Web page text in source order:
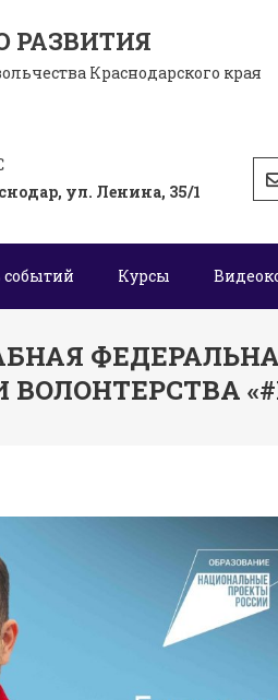
РАЗВИТИЯ
Краснодарского края
ул. Ленина, 35/1
Курсы